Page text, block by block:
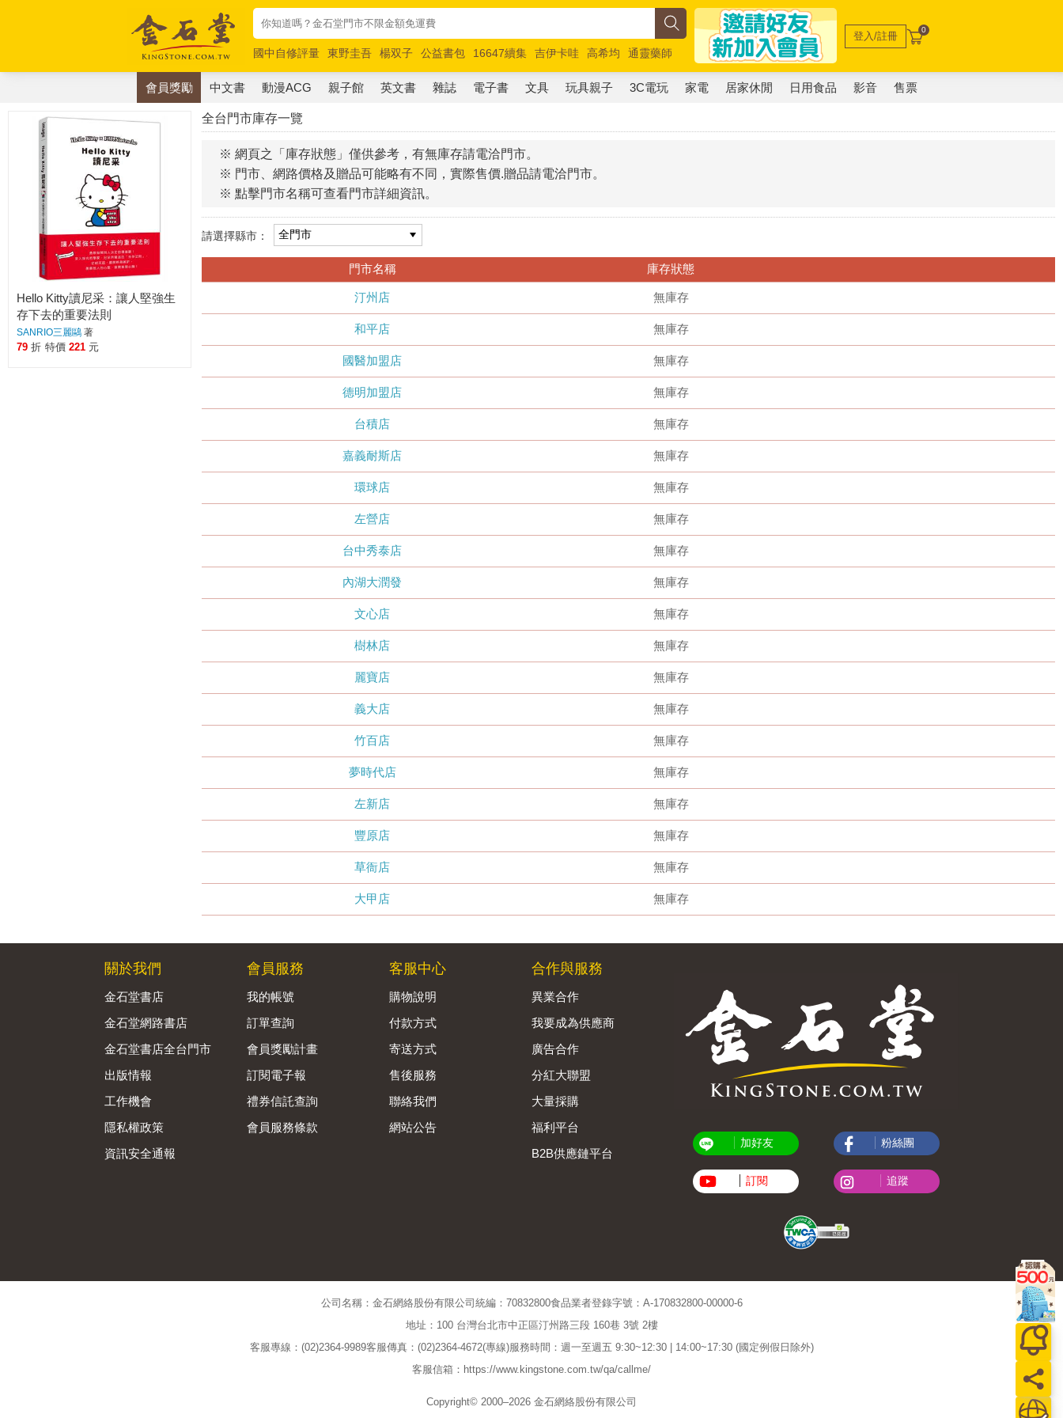
國中自修評量 東野圭吾 楊双子 公益書包 16647續集 吉伊卡哇 高希均
通靈藥師
唯紅花綻放
奧德賽 路邊攤新作 馬斯克 玩具總動員5 超慢跑
登入/註冊 0
會員獎勵 中文書 動漫ACG 親子館 英文書 雜誌 電子書 文具 玩具親子 3C電玩 家電 居家休閒 日用食品 影音 售票
全台門市庫存一覽
※ 網頁之「庫存狀態」僅供參考，有無庫存請電洽門市。
※ 門市、網路價格及贈品可能略有不同，實際售價.贈品請電洽門市。
※ 點擊門市名稱可查看門市詳細資訊。
請選擇縣市：
門市名稱 庫存狀態
汀州店 無庫存
和平店 無庫存
國醫加盟店 無庫存
德明加盟店 無庫存
台積店 無庫存
嘉義耐斯店 無庫存
環球店 無庫存
左營店 無庫存
台中秀泰店 無庫存
內湖大潤發 無庫存
文心店 無庫存
樹林店 無庫存
麗寶店 無庫存
義大店 無庫存
竹百店 無庫存
夢時代店 無庫存
左新店 無庫存
豐原店 無庫存
草衙店 無庫存
大甲店 無庫存
Hello Kitty讀尼采：讓人堅強生
存下去的重要法則
SANRIO三麗鷗 著
79 折 特價 221 元
關於我們
金石堂書店
金石堂網路書店
金石堂書店全台門市
出版情報
工作機會
隱私權政策
資訊安全通報
會員服務
我的帳號
訂單查詢
會員獎勵計畫
訂閱電子報
禮券信託查詢
會員服務條款
客服中心
購物說明
付款方式
寄送方式
售後服務
聯絡我們
網站公告
合作與服務
異業合作
我要成為供應商
廣告合作
分紅大聯盟
大量採購
福利平台
B2B供應鏈平台
加好友
訂閱
粉絲團
追蹤
公司名稱：金石網絡股份有限公司 統編：70832800食品業者登錄字號：A-170832800-00000-6
地址：100 台灣台北市中正區汀州路三段 160巷 3號 2樓
客服專線：(02)2364-9989客服傳真：(02)2364-4672(專線)服務時間：週一至週五 9:30~12:30 | 14:00~17:30 (國定例假日除外)
客服信箱：https://www.kingstone.com.tw/qa/callme/
Copyright© 2000–2026 金石網絡股份有限公司